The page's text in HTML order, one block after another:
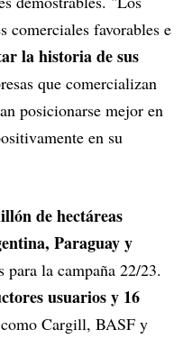
comerciales favorables e
la historia de sus
que comercializan
posicionarse mejor en
en su
de hectáreas
Paraguay y
la campaña 22/23.
usuarios y 16
Cargill, BASF y